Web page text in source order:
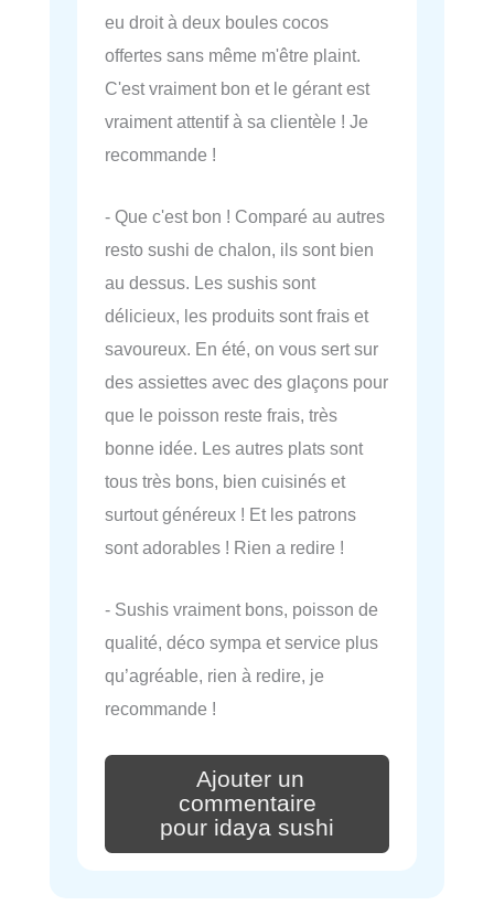
eu droit à deux boules cocos
offertes sans même m'être plaint.
C'est vraiment bon et le gérant est
vraiment attentif à sa clientèle ! Je
recommande !
- Que c'est bon ! Comparé au autres
resto sushi de chalon, ils sont bien
au dessus. Les sushis sont
délicieux, les produits sont frais et
savoureux. En été, on vous sert sur
des assiettes avec des glaçons pour
que le poisson reste frais, très
bonne idée. Les autres plats sont
tous très bons, bien cuisinés et
surtout généreux ! Et les patrons
sont adorables ! Rien a redire !
- Sushis vraiment bons, poisson de
qualité, déco sympa et service plus
qu’agréable, rien à redire, je
recommande !
Ajouter un
commentaire
pour idaya sushi